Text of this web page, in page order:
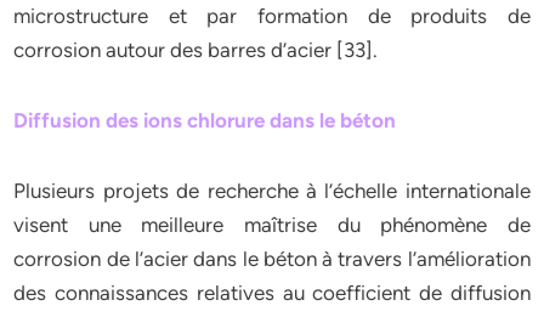
microstructure et par formation de produits de
corrosion autour des barres d’acier [33].
Diffusion des ions chlorure dans le béton
Plusieurs projets de recherche à l’échelle internationale
visent une meilleure maîtrise du phénomène de
corrosion de l’acier dans le béton à travers l’amélioration
des connaissances relatives au coefficient de diffusion